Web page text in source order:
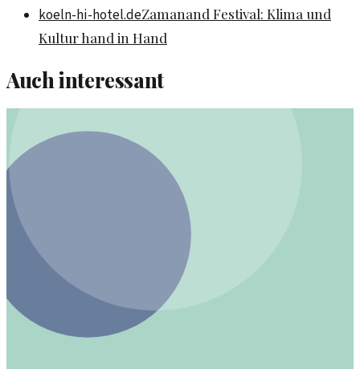
koeln-hi-hotel.deZamanand Festival: Klima und
Kultur hand in Hand
Auch interessant